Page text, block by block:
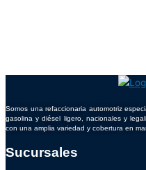
Somos una refaccionaria automotriz
gasolina y diésel ligero, nacionales y
con una amplia variedad y cobertura en
Sucursales